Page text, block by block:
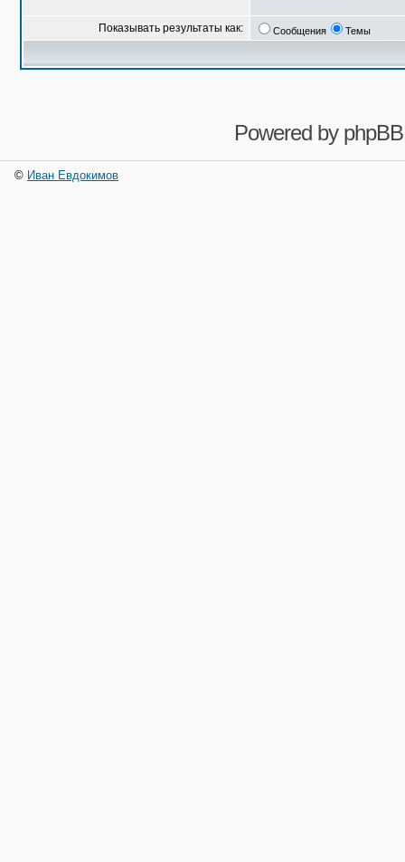
Показывать результаты как: Сообщения Темы
Powered by phpBB
© Иван Евдокимов